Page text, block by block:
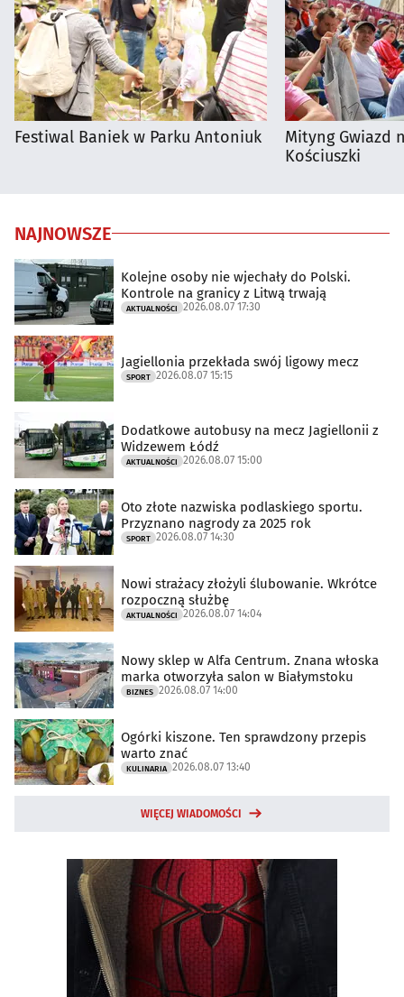
Festiwal Baniek w Parku Antoniuk
Mityng Gwiazd
Kościuszki
NAJNOWSZE
Kolejne osoby nie wjechały do Polski.
Kontrole na granicy z Litwą trwają
AKTUALNOŚCI 2026.08.07 17:30
Jagiellonia przekłada swój ligowy mecz
SPORT 2026.08.07 15:15
Dodatkowe autobusy na mecz Jagiellonii z
Widzewem Łódź
AKTUALNOŚCI 2026.08.07 15:00
Oto złote nazwiska podlaskiego sportu.
Przyznano nagrody za 2025 rok
SPORT 2026.08.07 14:30
Nowi strażacy złożyli ślubowanie. Wkrótce
rozpoczną służbę
AKTUALNOŚCI 2026.08.07 14:04
Nowy sklep w Alfa Centrum. Znana włoska
marka otworzyła salon w Białymstoku
BIZNES 2026.08.07 14:00
Ogórki kiszone. Ten sprawdzony przepis
warto znać
KULINARIA 2026.08.07 13:40
WIĘCEJ WIADOMOŚCI